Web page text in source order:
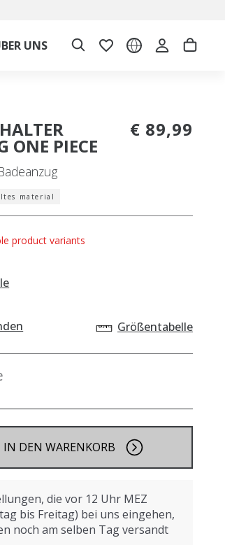
UNS
ONE PIECE
€ 89,99
material
product variants
Größentabelle
IN DEN WARENKORB
die vor 12 Uhr MEZ
bis Freitag) bei uns eingehen,
noch am selben Tag versandt